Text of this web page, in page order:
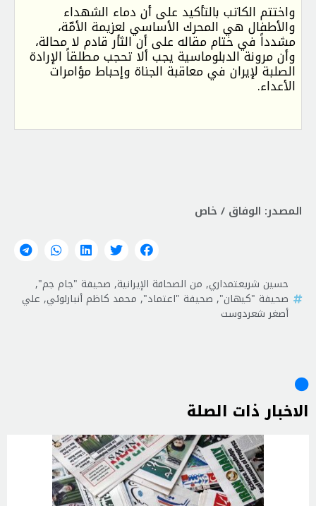
واختتم الكاتب بالتأكيد على أن دماء الشهداء
والأطفال هي المحرك الأساسي لعزيمة الأمّة،
مشدداً في ختام مقاله على أن الثأر قادم لا محالة،
وأن مرونة الدبلوماسية يجب ألا تحجب مطلقاً الإرادة
الصلبة لإيران في معاقبة الجناة وإحباط مؤامرات
الأعداء.
المصدر: الوفاق / خاص
حسين شريعتمداري, من الصحافة الإيرانية, صحيفة "جام جم",
صحيفة "كيهان", صحيفة "اعتماد", محمد كاظم أنبارلوئي, علي
أصغر شعردوست
الاخبار ذات الصلة